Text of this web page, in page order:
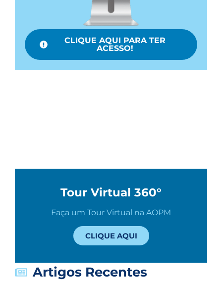
CLIQUE AQUI PARA TER
ACESSO!
Tour Virtual 360°
Faça um Tour Virtual na AOPM
CLIQUE AQUI
Artigos Recentes